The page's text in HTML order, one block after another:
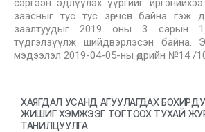
сэргээн эдлүүлэх үүргийг иргэнийхээ
заасныг тус тус зөрчсөн байна гэж
заалтуудыг 2019 оны 3 сарын 14-
түдгэлзүүлж шийдвэрлэсэн байна.
мэдээлэл 2019-04-05-ны өдрийн №14 /
ХАЯГДАЛ УСАНД АГУУЛАГДАХ
ЖИШИГ ХЭМЖЭЭГ ТОГТООХ ТУХАЙ
ТАНИЛЦУУЛГА